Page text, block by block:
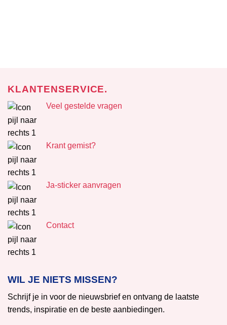
KLANTENSERVICE.
Veel gestelde vragen
Krant gemist?
Ja-sticker aanvragen
Contact
WIL JE NIETS MISSEN?
Schrijf je in voor de nieuwsbrief en ontvang de laatste
trends, inspiratie en de beste aanbiedingen.